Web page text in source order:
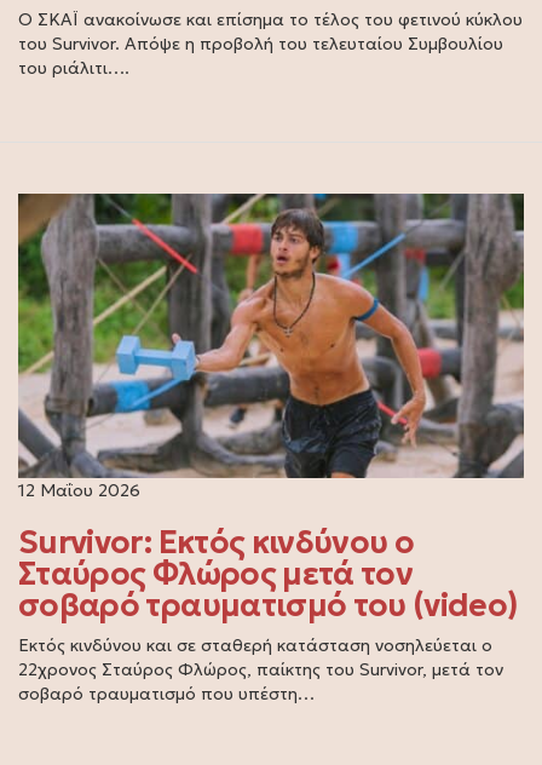
Ο ΣΚΑΪ ανακοίνωσε και επίσημα το τέλος του φετινού κύκλου
του Survivor. Απόψε η προβολή του τελευταίου Συμβουλίου
του ριάλιτι….
12 Μαΐου 2026
Survivor: Εκτός κινδύνου ο
Σταύρος Φλώρος μετά τον
σοβαρό τραυματισμό του (video)
Εκτός κινδύνου και σε σταθερή κατάσταση νοσηλεύεται ο
22χρονος Σταύρος Φλώρος, παίκτης του Survivor, μετά τον
σοβαρό τραυματισμό που υπέστη…